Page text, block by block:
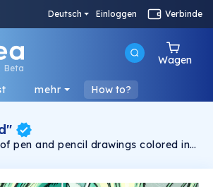
Deutsch Einloggen Verbinde
Beta
Wagen
mehr How to?
pen and pencil drawings colored in